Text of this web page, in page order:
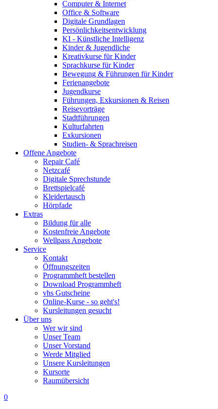
Computer & Internet
Office & Software
Digitale Grundlagen
Persönlichkeitsentwicklung
KI - Künstliche Intelligenz
Kinder & Jugendliche
Kreativkurse für Kinder
Sprachkurse für Kinder
Bewegung & Führungen für Kinder
Ferienangebote
Jugendkurse
Führungen, Exkursionen & Reisen
Reisevorträge
Stadtführungen
Kulturfahrten
Exkursionen
Studien- & Sprachreisen
Offene Angebote
Repair Café
Netzcafé
Digitale Sprechstunde
Brettspielcafé
Kleidertausch
Hörpfade
Extras
Bildung für alle
Kostenfreie Angebote
Wellpass Angebote
Service
Kontakt
Öffnungszeiten
Programmheft bestellen
Download Programmheft
vhs Gutscheine
Online-Kurse - so geht's!
Kursleitungen gesucht
Über uns
Wer wir sind
Unser Team
Unser Vorstand
Werde Mitglied
Unsere Kursleitungen
Kursorte
Raumübersicht
0